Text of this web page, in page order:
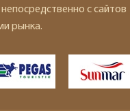
с сайтов
рынка.